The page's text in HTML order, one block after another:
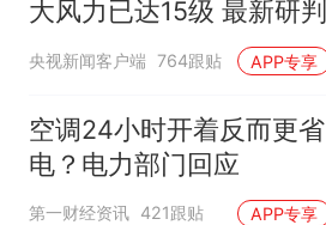
大风力已达15级 最新研判
央视新闻客户端 764跟贴 APP专享
空调24小时开着反而更省
电？电力部门回应
第一财经资讯 421跟贴 APP专享